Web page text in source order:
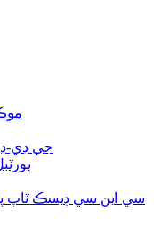
جي ڊي-ڊبليو جي
سي اين سي ڊيسڪ ٽاپ